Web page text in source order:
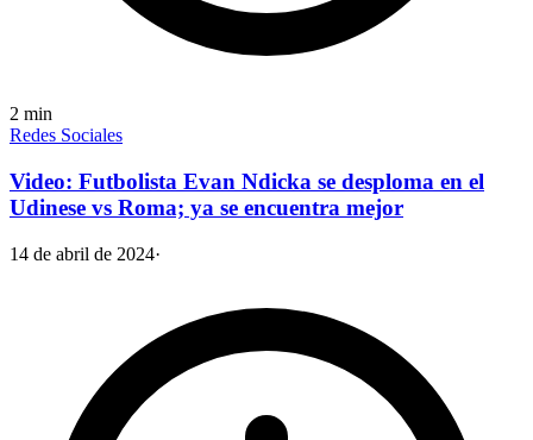
2 min
Redes Sociales
Video: Futbolista Evan Ndicka se desploma en el
Udinese vs Roma; ya se encuentra mejor
14 de abril de 2024·